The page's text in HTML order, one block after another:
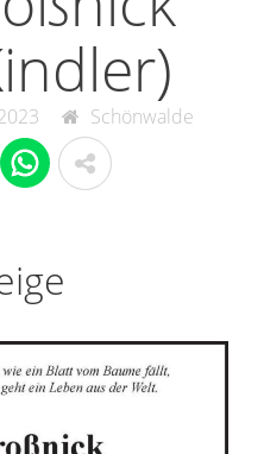
Schönwalde